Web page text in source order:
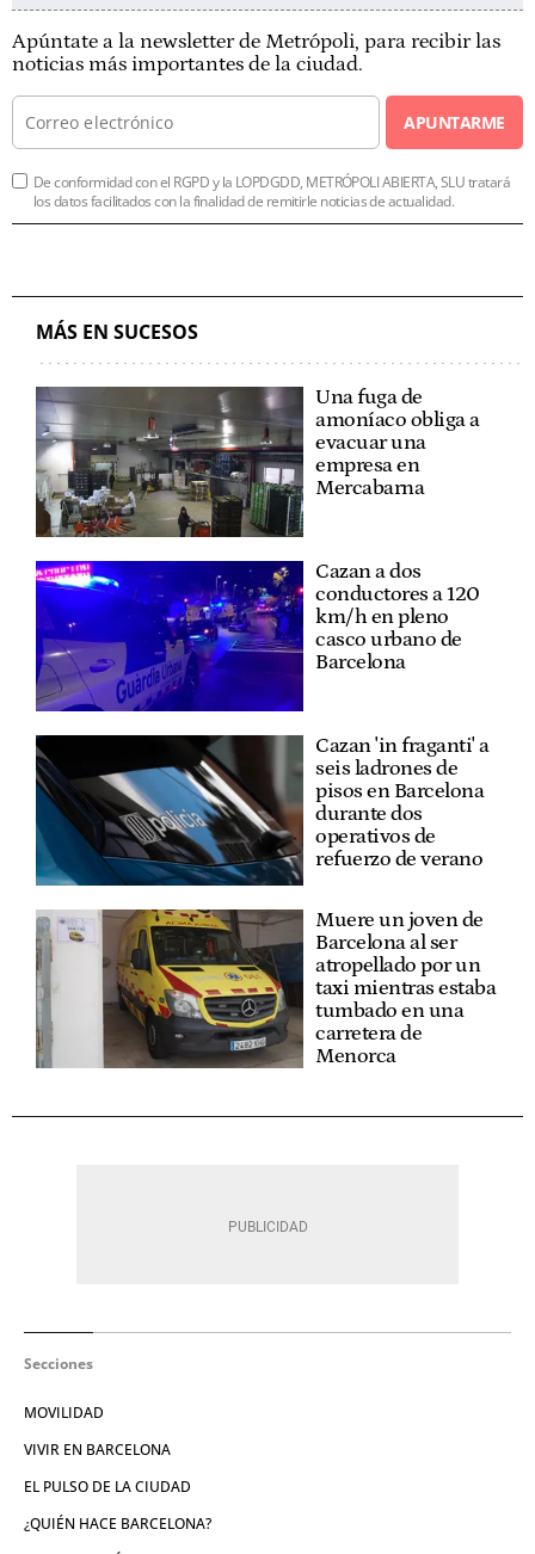
Apúntate a la newsletter de Metrópoli, para recibir las
noticias más importantes de la ciudad.
APUNTARME
De conformidad con el RGPD y la LOPDGDD, METRÓPOLI ABIERTA, SLU tratará
los datos facilitados con la finalidad de remitirle noticias de actualidad.
MÁS EN SUCESOS
Una fuga de
amoníaco obliga a
evacuar una
empresa en
Mercabarna
Cazan a dos
conductores a 120
km/h en pleno
casco urbano de
Barcelona
Cazan 'in fraganti' a
seis ladrones de
pisos en Barcelona
durante dos
operativos de
refuerzo de verano
Muere un joven de
Barcelona al ser
atropellado por un
taxi mientras estaba
tumbado en una
carretera de
Menorca
Secciones
MOVILIDAD
VIVIR EN BARCELONA
EL PULSO DE LA CIUDAD
¿QUIÉN HACE BARCELONA?